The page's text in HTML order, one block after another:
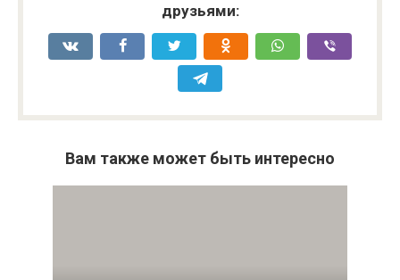
друзьями:
Вам также может быть интересно